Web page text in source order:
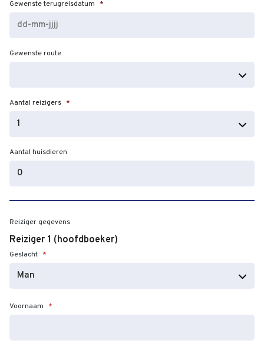
Gewenste terugreisdatum *
dash
Gewenste route
Aantal reizigers *
Aantal huisdieren
Reiziger gegevens
Reiziger 1 (hoofdboeker)
Geslacht *
Voornaam *